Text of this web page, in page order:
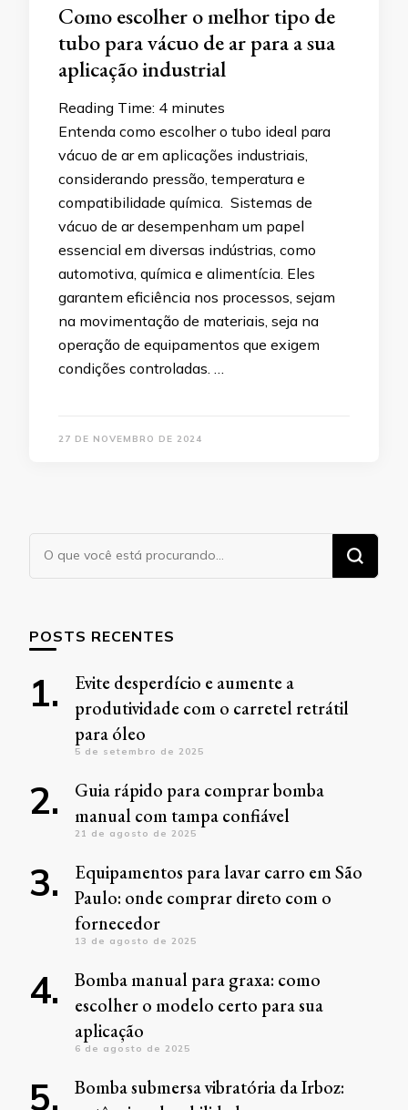
Como escolher o melhor tipo de
tubo para vácuo de ar para a sua
aplicação industrial
Reading Time: 4 minutes
Entenda como escolher o tubo ideal para
vácuo de ar em aplicações industriais,
considerando pressão, temperatura e
compatibilidade química. Sistemas de
vácuo de ar desempenham um papel
essencial em diversas indústrias, como
automotiva, química e alimentícia. Eles
garantem eficiência nos processos, sejam
na movimentação de materiais, seja na
operação de equipamentos que exigem
condições controladas. …
27 DE NOVEMBRO DE 2024
Procurando
algo?
POSTS RECENTES
Evite desperdício e aumente a
produtividade com o carretel retrátil
para óleo
5 de setembro de 2025
Guia rápido para comprar bomba
manual com tampa confiável
21 de agosto de 2025
Equipamentos para lavar carro em São
Paulo: onde comprar direto com o
fornecedor
13 de agosto de 2025
Bomba manual para graxa: como
escolher o modelo certo para sua
aplicação
6 de agosto de 2025
Bomba submersa vibratória da Irboz: